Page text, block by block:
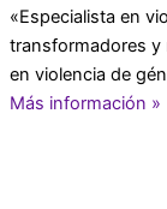
«Especialista en
transformadores y
en violencia de
Más información »